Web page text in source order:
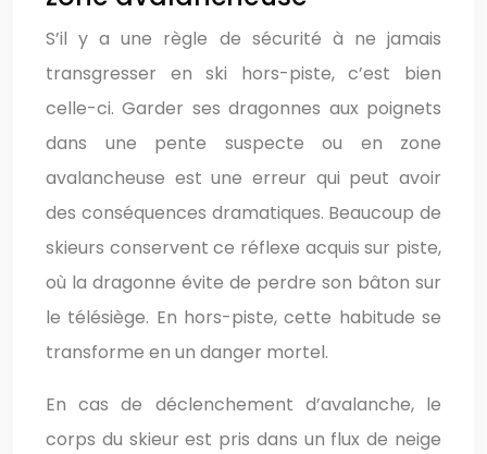
S’il y a une règle de sécurité à ne jamais
transgresser en ski hors-piste, c’est bien
celle-ci. Garder ses dragonnes aux poignets
dans une pente suspecte ou en zone
avalancheuse est une erreur qui peut avoir
des conséquences dramatiques. Beaucoup de
skieurs conservent ce réflexe acquis sur piste,
où la dragonne évite de perdre son bâton sur
le télésiège. En hors-piste, cette habitude se
transforme en un danger mortel.
En cas de déclenchement d’avalanche, le
corps du skieur est pris dans un flux de neige